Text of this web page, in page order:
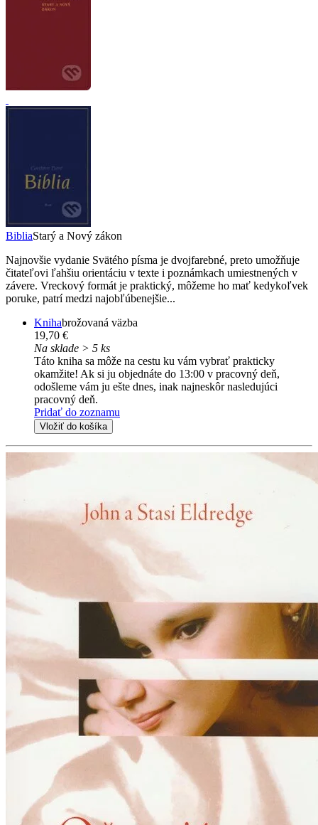
BibliaStarý a Nový zákon
Najnovšie vydanie Svätého písma je dvojfarebné, preto umožňuje
čitateľovi ľahšiu orientáciu v texte i poznámkach umiestnených v
závere. Vreckový formát je praktický, môžeme ho mať kedykoľvek
poruke, patrí medzi najobľúbenejšie...
Knihabrožovaná väzba
19,70 €
Na sklade > 5 ks
Táto kniha sa môže na cestu ku vám vybrať prakticky
okamžite! Ak si ju objednáte do 13:00 v pracovný deň,
odošleme vám ju ešte dnes, inak najneskôr nasledujúci
pracovný deň.
Pridať do zoznamu
Vložiť do košíka